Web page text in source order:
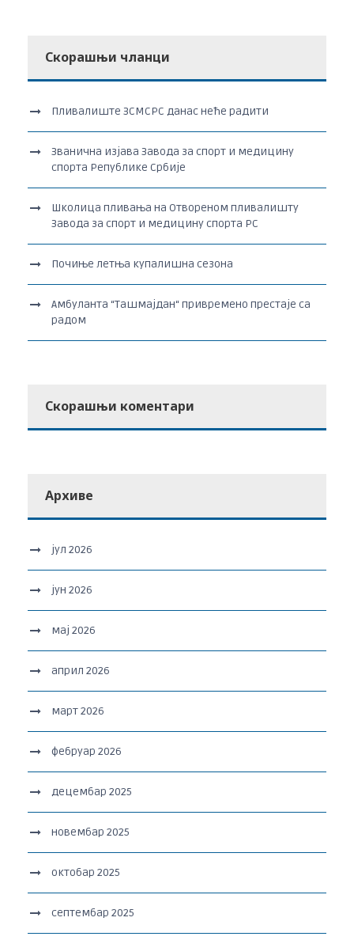
Скорашњи чланци
Пливалиште ЗСМСРС данас неће радити
Званична изјава Завода за спорт и медицину
спорта Републике Србије
Школица пливања на Отвореном пливалишту
Завода за спорт и медицину спорта РС
Почиње летња купалишна сезона
Амбуланта “Ташмајдан“ привремено престаје са
радом
Скорашњи коментари
Архиве
јул 2026
јун 2026
мај 2026
април 2026
март 2026
фебруар 2026
децембар 2025
новембар 2025
октобар 2025
септембар 2025